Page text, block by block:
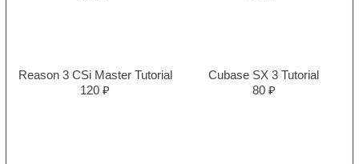
Reason 3 CSi Master Tutorial
120 ₽
Cubase SX 3 Tutorial
80 ₽